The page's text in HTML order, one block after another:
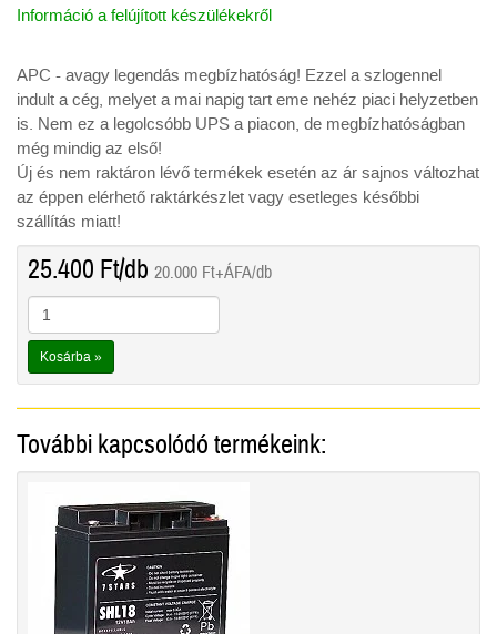
Információ a felújított készülékekről
APC - avagy legendás megbízhatóság! Ezzel a szlogennel
indult a cég, melyet a mai napig tart eme nehéz piaci helyzetben
is. Nem ez a legolcsóbb UPS a piacon, de megbízhatóságban
még mindig az első!
Új és nem raktáron lévő termékek esetén az ár sajnos változhat
az éppen elérhető raktárkészlet vagy esetleges későbbi
szállítás miatt!
25.400 Ft/db 20.000 Ft+ÁFA/db
Kosárba »
További kapcsolódó termékeink: